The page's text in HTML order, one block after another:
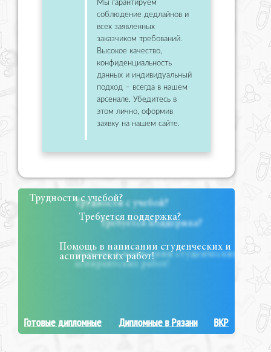
Мы гарантируем
соблюдение дедлайнов и
всех заявленных
заказчиком требований.
Высокое качество,
конфиденциальность
данных и индивидуальный
подход – всегда в нашем
арсенале. Убедитесь в
этом лично, оформив
заявку на нашем сайте.
Трудности с учебой?
Требуется поддержка?
Помощь в написании студенческих и
аспирантских работ!
Готовые дипломные Дипломные в Рязани ВКР